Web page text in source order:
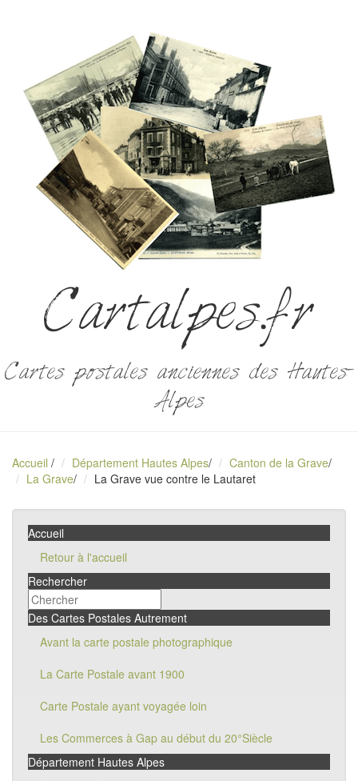
Cartalpes.fr
Cartes postales anciennes des Hautes-
Alpes
Accueil / Département Hautes Alpes/ Canton de la Grave/
La Grave/ La Grave vue contre le Lautaret
Accueil
Retour à l'accueil
Rechercher
Des Cartes Postales Autrement
Avant la carte postale photographique
La Carte Postale avant 1900
Carte Postale ayant voyagée loin
Les Commerces à Gap au début du 20°Siècle
Département Hautes Alpes